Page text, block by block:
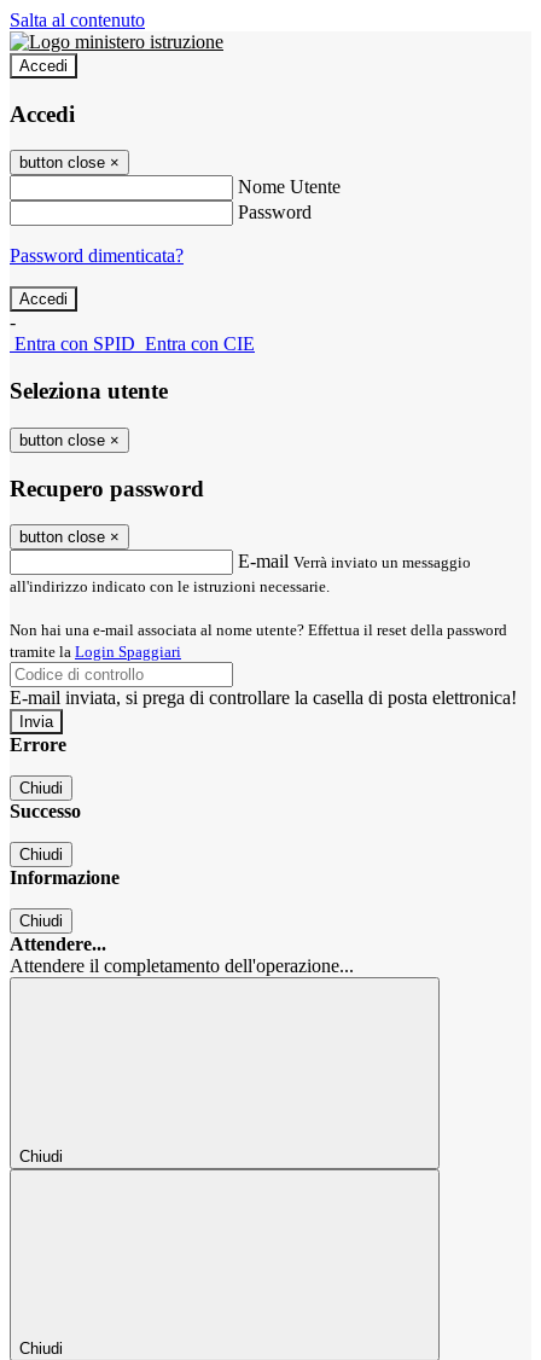
Salta al contenuto
Accedi
Accedi
button close ×
Nome Utente
Password
Password dimenticata?
-
Entra con SPID Entra con CIE
Seleziona utente
button close ×
Recupero password
button close ×
E-mail Verrà inviato un messaggio
all'indirizzo indicato con le istruzioni necessarie.
Non hai una e-mail associata al nome utente? Effettua il reset della password
tramite la Login Spaggiari
E-mail inviata, si prega di controllare la casella di posta elettronica!
Errore
Chiudi
Successo
Chiudi
Informazione
Chiudi
Attendere...
Attendere il completamento dell'operazione...
Chiudi
Chiudi